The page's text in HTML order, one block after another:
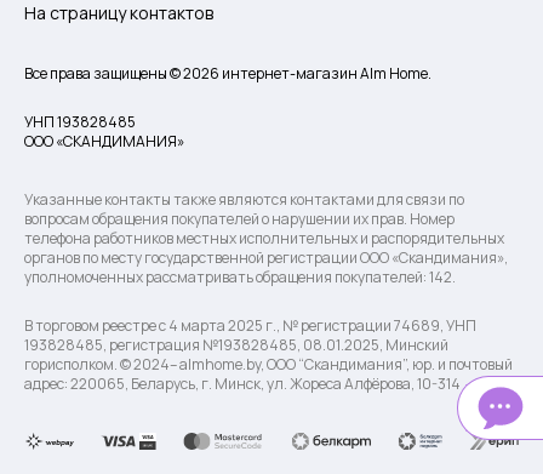
На страницу контактов
Все права защищены © 2026 интернет-магазин Alm Home.
УНП 193828485
ООО «СКАНДИМАНИЯ»
Указанные контакты также являются контактами для связи по
вопросам обращения покупателей о нарушении их прав. Номер
телефона работников местных исполнительных и распорядительных
органов по месту государственной регистрации ООО «Скандимания»,
уполномоченных рассматривать обращения покупателей: 142.
В торговом реестре с 4 марта 2025 г., № регистрации 74689, УНП
193828485, регистрация №193828485, 08.01.2025, Минский
горисполком. © 2024– almhome.by, ООО “Скандимания”, юр. и почтовый
адрес: 220065, Беларусь, г. Минск, ул. Жореса Алфёрова, 10-314